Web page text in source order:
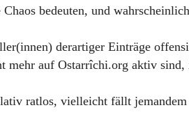
bedeuten, und
derartiger Einträge
mehr auf Ostarrîchi.org aktiv sind,
ratlos, vielleicht fällt jemandem